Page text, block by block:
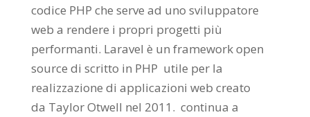
codice PHP che serve ad uno sviluppatore
web a rendere i propri progetti più
performanti. Laravel è un framework open
source di scritto in PHP utile per la
realizzazione di applicazioni web creato
da Taylor Otwell nel 2011. continua a